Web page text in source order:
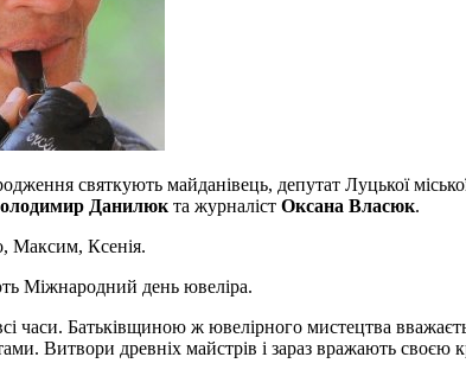
святкують майданівець, депутат Луцької
Данилюк та журналіст Оксана Власюк.
Максим, Ксенія.
Міжнародний день ювеліра.
часи. Батьківщиною ж ювелірного мистецтва
Витвори древніх майстрів і зараз вражають своєю